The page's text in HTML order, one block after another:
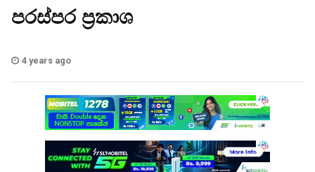
පරස්පර ප්‍රකාශ
4 years ago